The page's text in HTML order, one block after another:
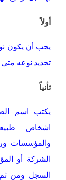
أولاً
يجب أن يكون
تحديد نوعه
ثأنياً
يكتب اسم
اشخاص
والمؤسسات
الشركة أو
السجل ومن ثم